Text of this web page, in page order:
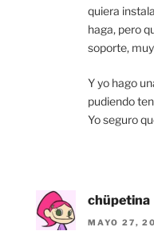
quiera
haga, pero
soporte,
Y yo hago
pudiendo
Yo seguro
chüpetina
MAYO 27,